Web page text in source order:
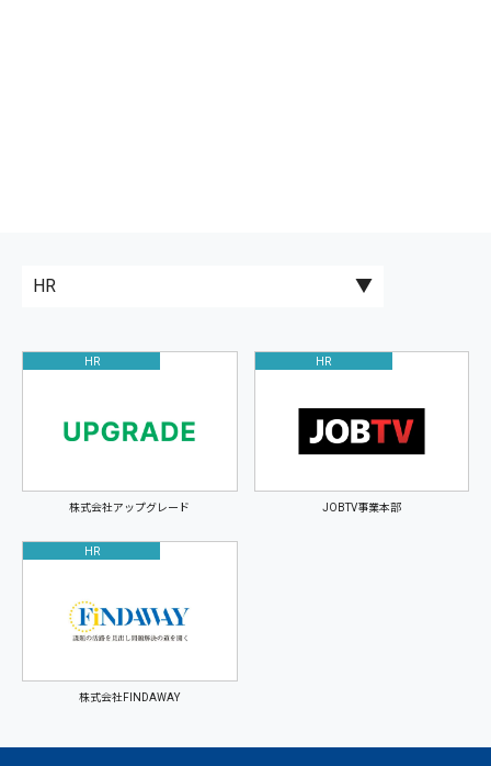
HR
株式会社アップグレード
HR
JOBTV事業本部
HR
株式会社FINDAWAY